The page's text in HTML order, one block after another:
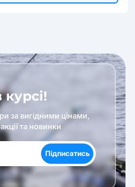
курсі!
за вигідними цінами,
та новинки
Підписатись